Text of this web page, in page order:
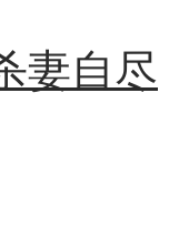
妻自尽